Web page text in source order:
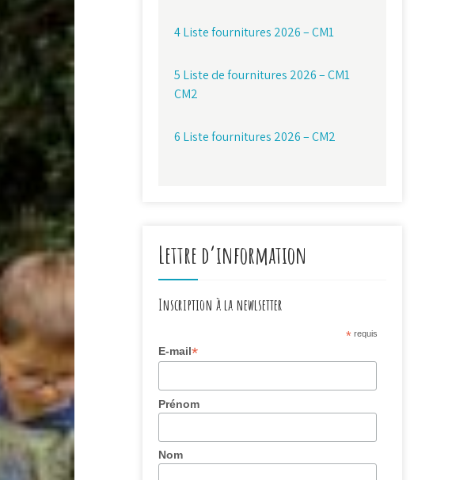
4 Liste fournitures 2026 – CM1
5 Liste de fournitures 2026 – CM1
CM2
6 Liste fournitures 2026 – CM2
Lettre d’information
Inscription à la newlsetter
*requis
E-mail*
Prénom
Nom